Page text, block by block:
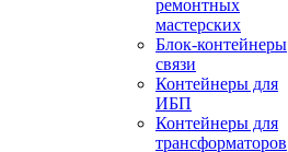
ремонтных
мастерских
Блок-контейнеры
связи
Контейнеры для
ИБП
Контейнеры для
трансформаторов